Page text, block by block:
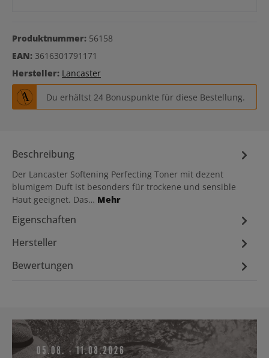
Produktnummer: 56158
EAN: 3616301791171
Hersteller: Lancaster
Du erhältst 24 Bonuspunkte für diese Bestellung.
Beschreibung
Der Lancaster Softening Perfecting Toner mit dezent
blumigem Duft ist besonders für trockene und sensible
Haut geeignet. Das… Mehr
Eigenschaften
Hersteller
Bewertungen